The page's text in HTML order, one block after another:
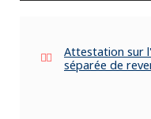
Attestation sur
séparée de